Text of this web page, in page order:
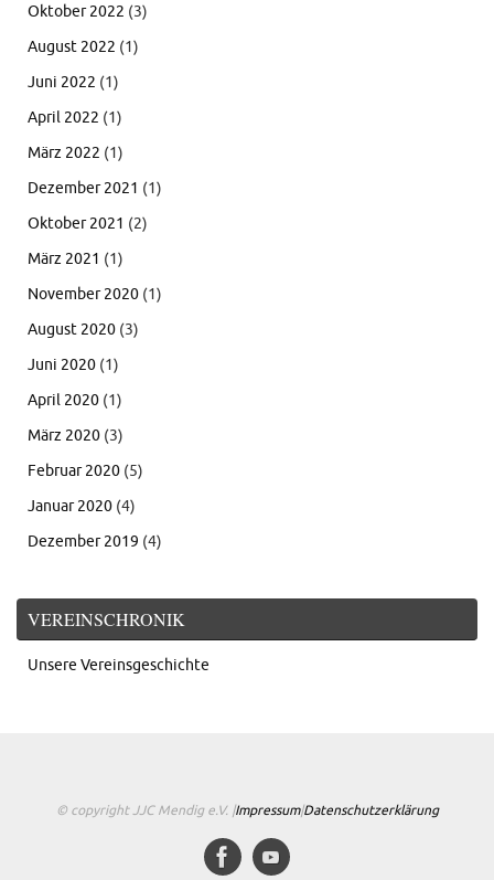
Oktober 2022 (3)
August 2022 (1)
Juni 2022 (1)
April 2022 (1)
März 2022 (1)
Dezember 2021 (1)
Oktober 2021 (2)
März 2021 (1)
November 2020 (1)
August 2020 (3)
Juni 2020 (1)
April 2020 (1)
März 2020 (3)
Februar 2020 (5)
Januar 2020 (4)
Dezember 2019 (4)
VEREINSCHRONIK
Unsere Vereinsgeschichte
© copyright JJC Mendig e.V. |Impressum|Datenschutzerklärung